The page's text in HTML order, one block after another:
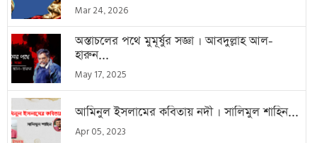
Mar 24, 2026
অস্তাচলের পথে মুমূর্ষুর সজ্ঞা । আবদুল্লাহ আল-
হারুন...
May 17, 2025
আমিনুল ইসলামের কবিতায় নদী । সালিমুল শাহিন...
Apr 05, 2023